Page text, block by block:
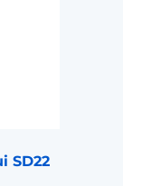
SD22